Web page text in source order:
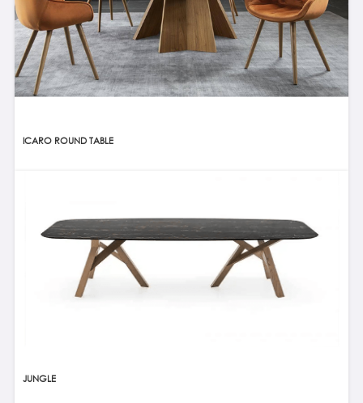
ICARO ROUND TABLE
JUNGLE